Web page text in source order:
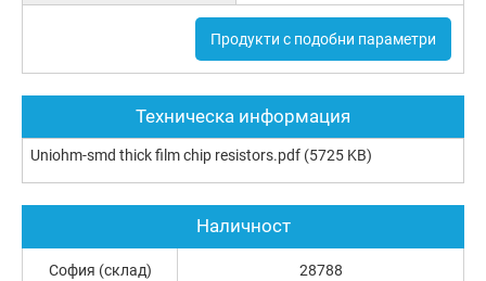
Продукти с подобни параметри
Техническа информация
Uniohm-smd thick film chip resistors.pdf (5725 KB)
Наличност
София (склад) 28788